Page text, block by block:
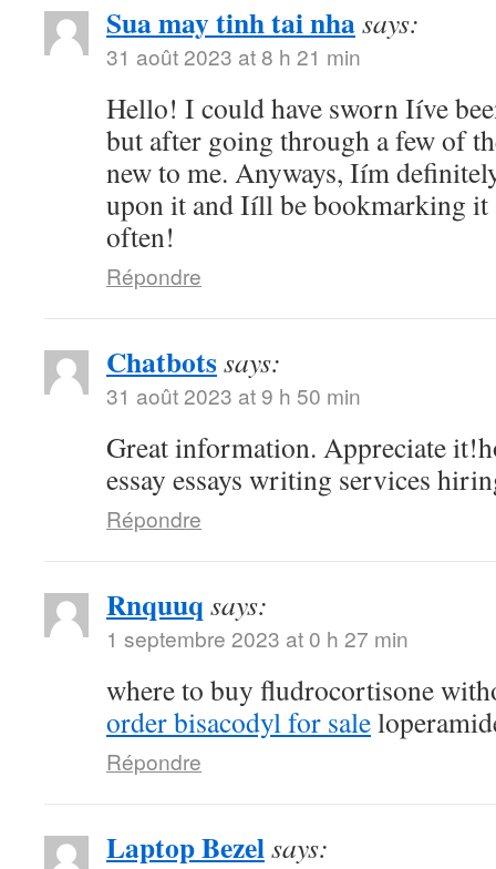
Sua may tinh tai nhasays:
31 août 2023 at 8 h 21 min
Hello! I could have sworn Iíve
but after going through a few of
new to me. Anyways, Iím
upon it and Iíll be bookmarking it
often!
Répondre
Chatbotssays:
31 août 2023 at 9 h 50 min
Great information. Appreciate
essay essays writing services
Répondre
Rnquuq says:
1 septembre 2023 at 0 h 27 min
where to buy fludrocortisone
order bisacodyl for sale
Répondre
Laptop Bezelsays: